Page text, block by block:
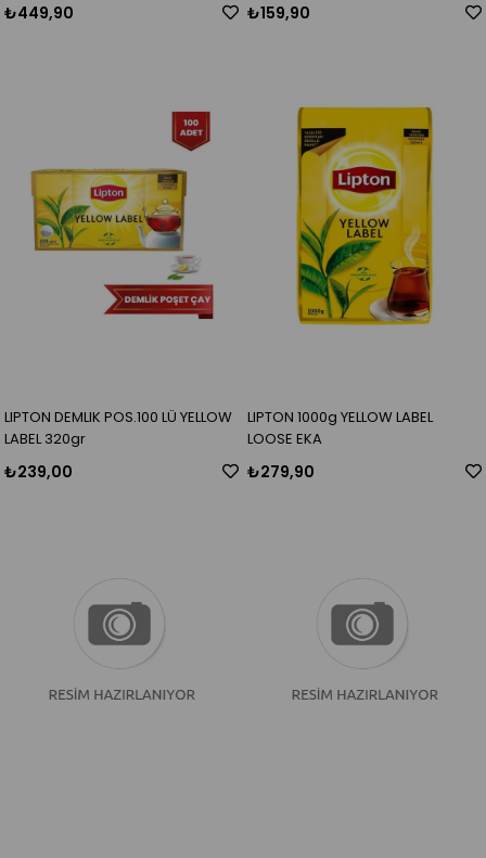
₺449,90 ₺159,90
LIPTON DEMLIK POS.100 LÜ YELLOW
LABEL 320gr
₺239,00
LIPTON 1000g YELLOW LABEL
LOOSE EKA
₺279,90